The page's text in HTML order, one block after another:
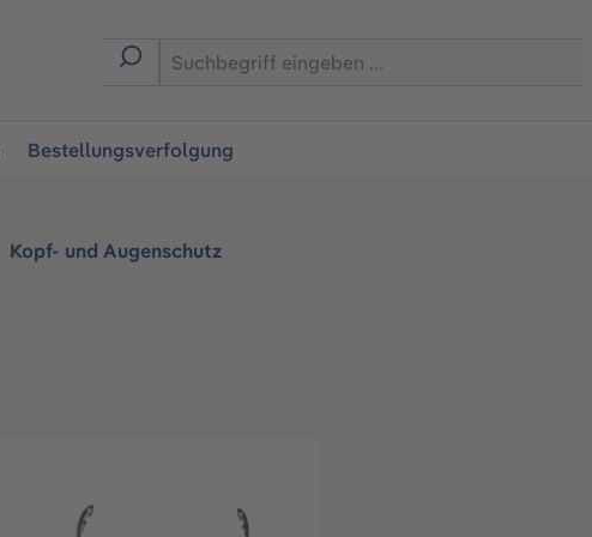
Bestellungsverfolgung
Kopf- und Augenschutz